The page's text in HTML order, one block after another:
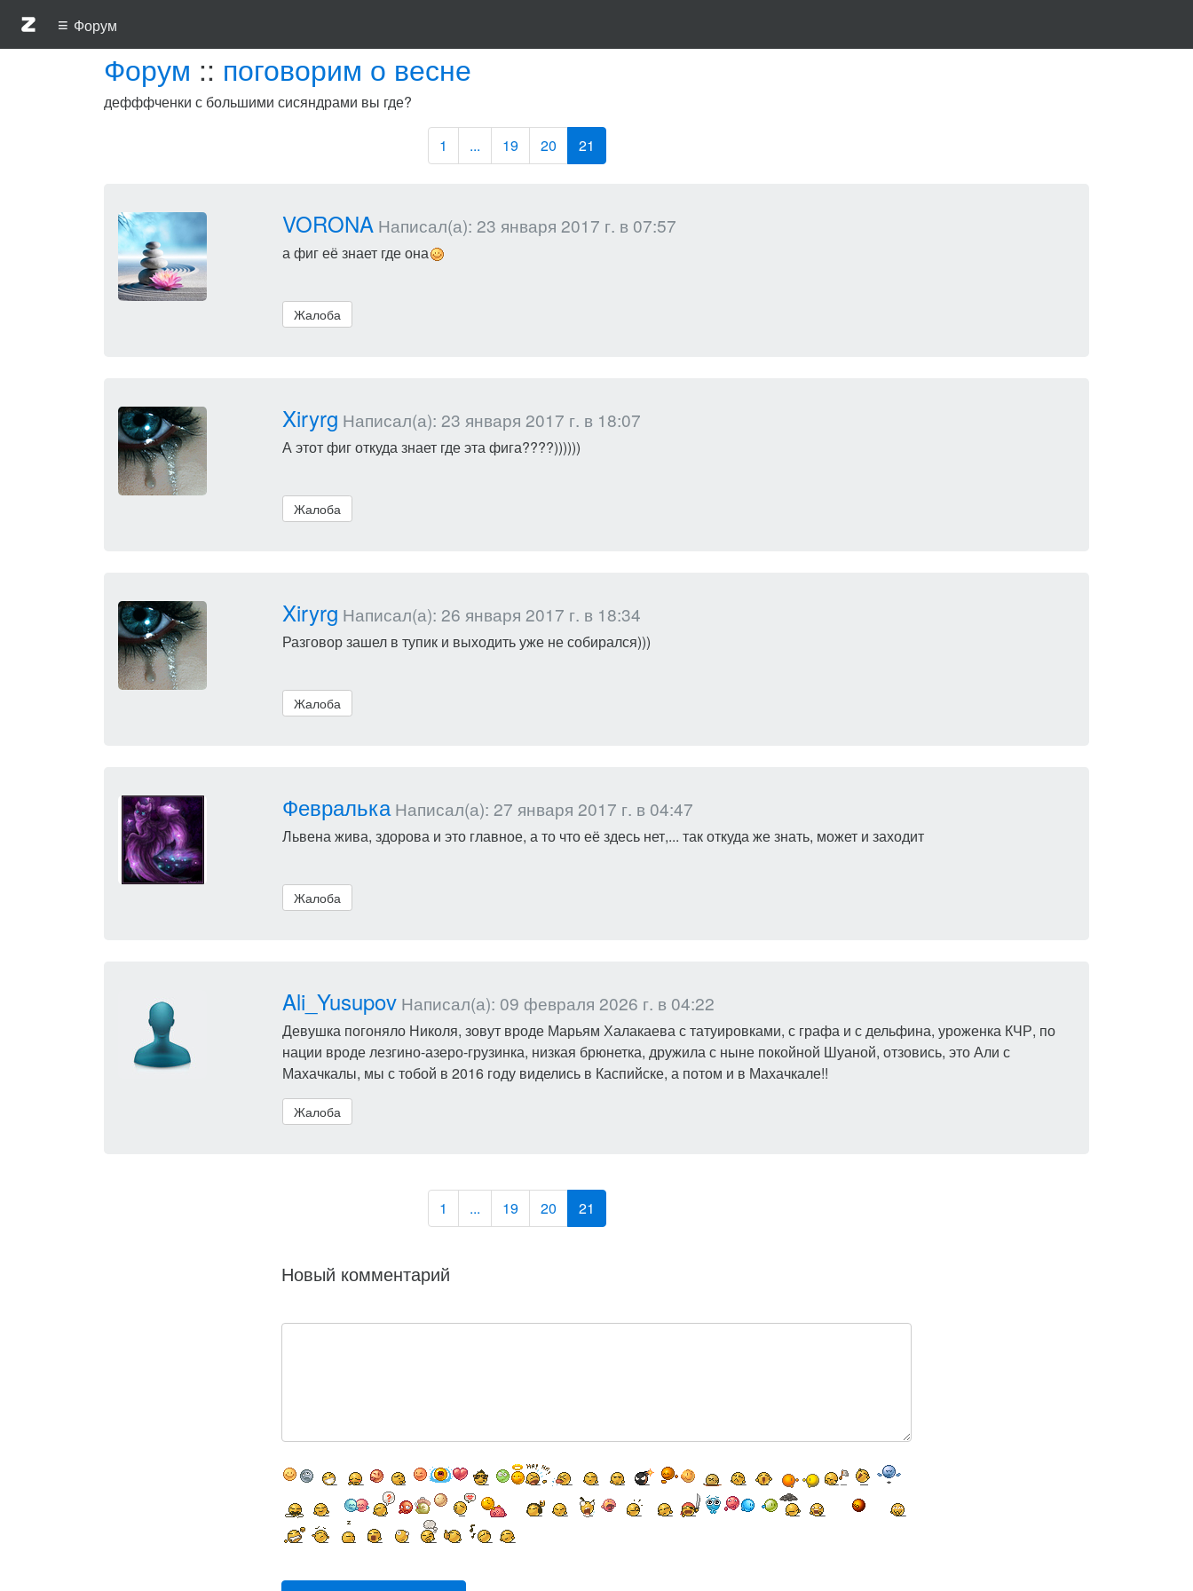
≡ Форум
Форум :: поговорим о весне
дефффченки с большими сисяндрами вы где?
1 ... 19 20 21
VORONAНаписал(а): 23 января 2017 г. в 07:57
а фиг её знает где она
Жалоба
Xiryrg Написал(а): 23 января 2017 г. в 18:07
А этот фиг откуда знает где эта фига????))))))
Жалоба
Xiryrg Написал(а): 26 января 2017 г. в 18:34
Разговор зашел в тупик и выходить уже не собирался)))
Жалоба
ФевралькаНаписал(а): 27 января 2017 г. в 04:47
Львена жива, здорова и это главное, а то что её здесь нет,... так откуда же знать, может и заходит
Жалоба
Ali_YusupovНаписал(а): 09 февраля 2026 г. в 04:22
Девушка погоняло Николя, зовут вроде Марьям Халакаева с татуировками, с графа и с дельфина, уроженка КЧР, по
нации вроде лезгино-азеро-грузинка, низкая брюнетка, дружила с ныне покойной Шуаной, отзовись, это Али с
Махачкалы, мы с тобой в 2016 году виделись в Каспийске, а потом и в Махачкале!!
Жалоба
1 ... 19 20 21
Новый комментарий